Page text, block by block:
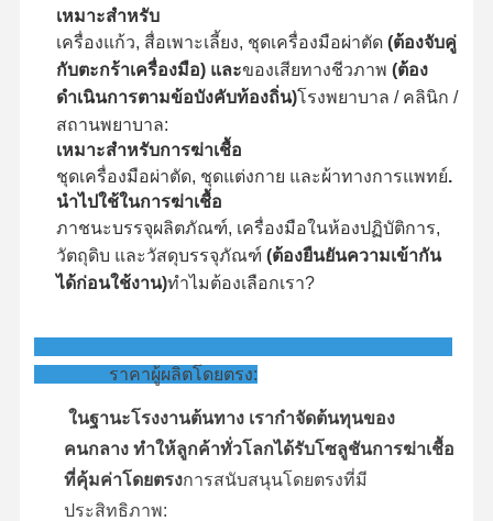
เหมาะสำหรับ
เครื่องแก้ว, สื่อเพาะเลี้ยง, ชุดเครื่องมือผ่าตัด(ต้องจับคู่
กับตะกร้าเครื่องมือ) และของเสียทางชีวภาพ (ต้อง
ดำเนินการตามข้อบังคับท้องถิ่น)โรงพยาบาล / คลินิก /
สถานพยาบาล:
เหมาะสำหรับการฆ่าเชื้อ
ชุดเครื่องมือผ่าตัด, ชุดแต่งกาย และผ้าทางการแพทย์.
นำไปใช้ในการฆ่าเชื้อ
ภาชนะบรรจุผลิตภัณฑ์, เครื่องมือในห้องปฏิบัติการ,
วัตถุดิบ และวัสดุบรรจุภัณฑ์ (ต้องยืนยันความเข้ากัน
ได้ก่อนใช้งาน)ทำไมต้องเลือกเรา?
ราคาผู้ผลิตโดยตรง:
ในฐานะโรงงานต้นทาง เรากำจัดต้นทุนของ
คนกลาง ทำให้ลูกค้าทั่วโลกได้รับโซลูชันการฆ่าเชื้อ
ที่คุ้มค่าโดยตรงการสนับสนุนโดยตรงที่มี
ประสิทธิภาพ: